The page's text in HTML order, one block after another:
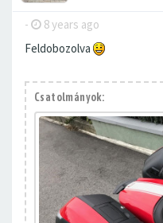
- 8 years ago
Feldobozolva
Csatolmányok: